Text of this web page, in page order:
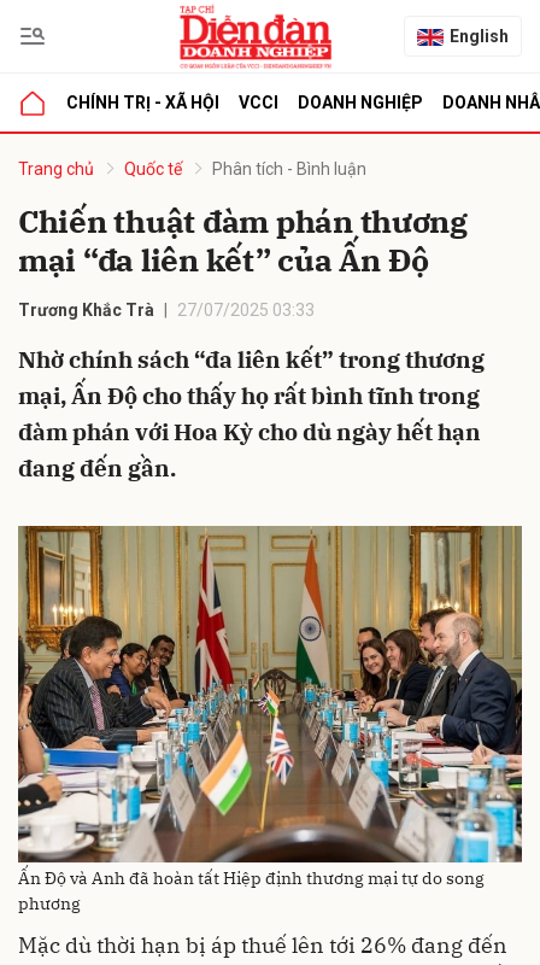
English
CHÍNH TRỊ - XÃ HỘI VCCI DOANH NGHIỆP DOANH
Trang chủ Quốc tế Phân tích - Bình luận
Chiến thuật đàm phán thương
mại “đa liên kết” của Ấn Độ
Trương Khắc Trà 27/07/2025 03:33
Nhờ chính sách “đa liên kết” trong thương
mại, Ấn Độ cho thấy họ rất bình tĩnh trong
đàm phán với Hoa Kỳ cho dù ngày hết hạn
đang đến gần.
Ấn Độ và Anh đã hoàn tất Hiệp định thương mại tự do song
phương
Mặc dù thời hạn bị áp thuế lên tới 26% đang đến
luận
Hủy